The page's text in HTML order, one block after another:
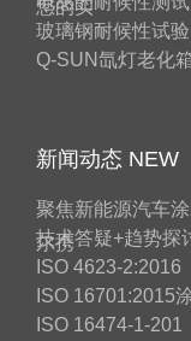
您的实
玻璃钢耐候性试验
Q-SUN氙灯老化
新闻动态 NEW
聚焦新能源汽车
尔携
技术答疑+趋势探
ISO 4623-2:2016
ISO 16701:2015
ISO 16474-1-201